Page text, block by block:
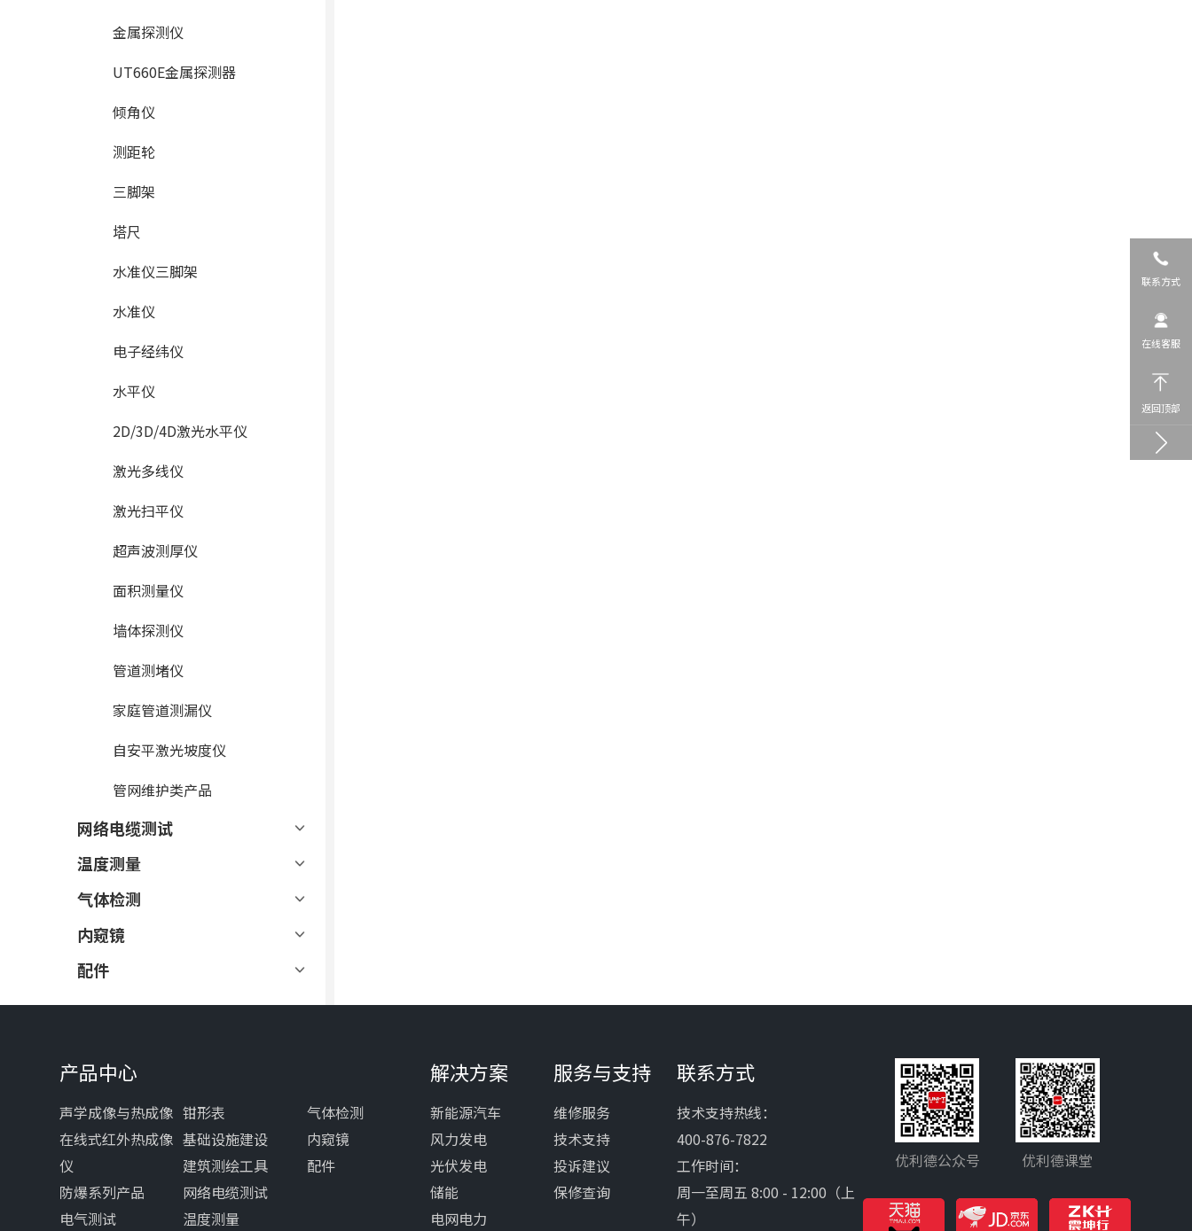
金属探测仪
UT660E金属探测器
倾角仪
测距轮
三脚架
塔尺
水准仪三脚架
水准仪
电子经纬仪
水平仪
2D/3D/4D激光水平仪
激光多线仪
激光扫平仪
超声波测厚仪
面积测量仪
墙体探测仪
管道测堵仪
家庭管道测漏仪
自安平激光坡度仪
管网维护类产品
网络电缆测试
温度测量
气体检测
内窥镜
配件
产品中心
声学成像与热成像
在线式红外热成像
仪
防爆系列产品
电气测试
钳形表
基础设施建设
建筑测绘工具
网络电缆测试
温度测量
气体检测
内窥镜
配件
解决方案
新能源汽车
风力发电
光伏发电
储能
电网电力
服务与支持
维修服务
技术支持
投诉建议
保修查询
联系方式
技术支持热线：
400-876-7822
工作时间：
周一至周五 8:00 - 12:00（上
午）
优利德公众号 优利德课堂
联系方式
在线客服
返回顶部